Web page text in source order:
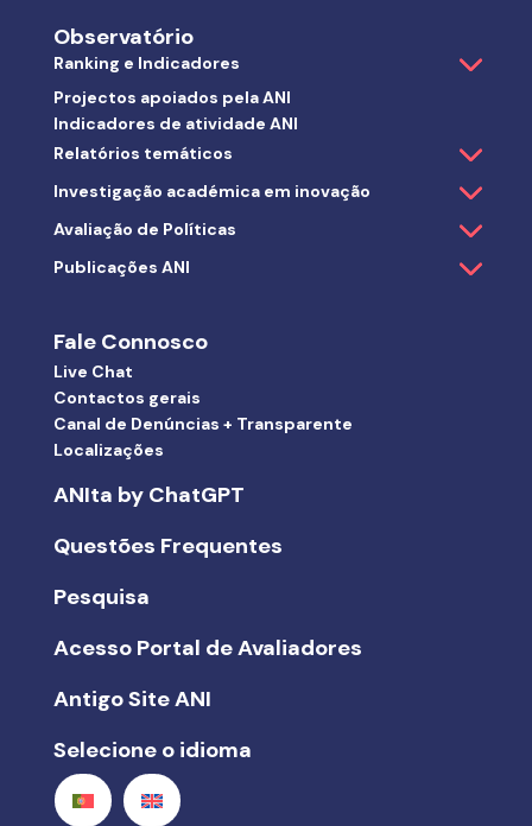
Observatório
Ranking e Indicadores
Projectos apoiados pela ANI
Indicadores de atividade ANI
Relatórios temáticos
Investigação académica em inovação
Avaliação de Políticas
Publicações ANI
Fale Connosco
Live Chat
Contactos gerais
Canal de Denúncias + Transparente
Localizações
ANIta by ChatGPT
Questões Frequentes
Pesquisa
Acesso Portal de Avaliadores
Antigo Site ANI
Selecione o idioma